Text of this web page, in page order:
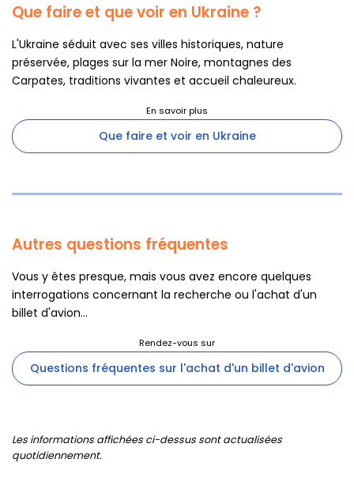
Que faire et que voir en Ukraine ?
L'Ukraine séduit avec ses villes historiques, nature
préservée, plages sur la mer Noire, montagnes des
Carpates, traditions vivantes et accueil chaleureux.
Que faire et voir en Ukraine
Autres questions fréquentes
Vous y êtes presque, mais vous avez encore quelques
interrogations concernant la recherche ou l'achat d'un
billet d'avion...
Questions fréquentes sur l'achat d'un billet d'avion
Les informations affichées ci-dessus sont actualisées
quotidiennement.